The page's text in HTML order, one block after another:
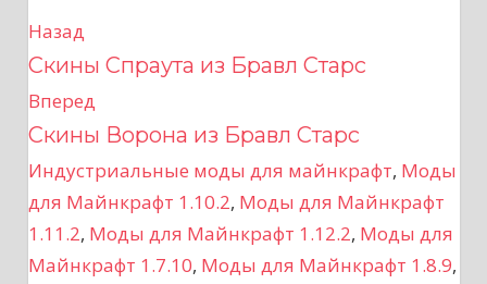
Н
а
в
и
г
Назад
Скины Спраута из Бравл Старс
Вперед
Скины Ворона из Бравл Старс
Индустриальные моды для майнкрафт, Моды
для Майнкрафт 1.10.2, Моды для Майнкрафт
1.11.2, Моды для Майнкрафт 1.12.2, Моды для
Майнкрафт 1.7.10, Моды для Майнкрафт 1.8.9,